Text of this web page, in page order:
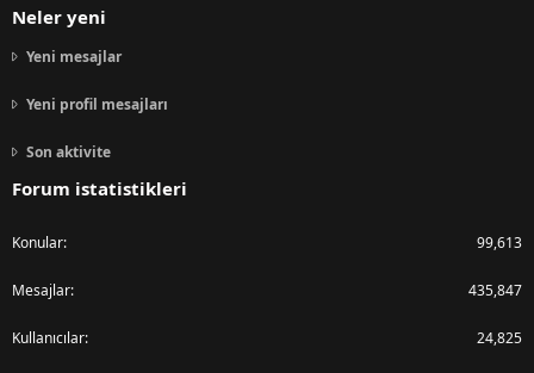
Neler yeni
Yeni mesajlar
Yeni profil mesajları
Son aktivite
Forum istatistikleri
Konular 99,613
Mesajlar 435,847
Kullanıcılar 24,825